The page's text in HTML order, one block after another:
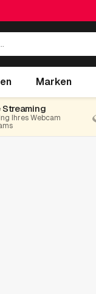
Marken
Streaming
Ihres Webcam